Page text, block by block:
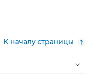
К началу страницы